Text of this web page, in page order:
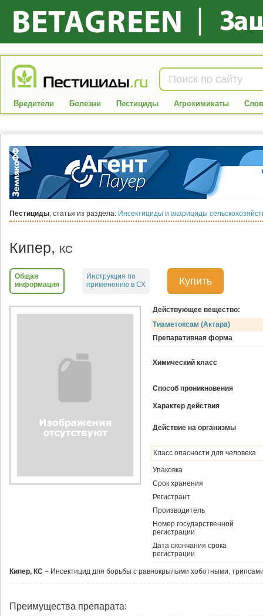
Вредители Болезни Пестициды Агрохимикаты
Пестициды, статья из раздела: Инсектициды и акарициды
Кипер, КС
Общая
информация
Инструкция по
применению в СХ
Купить
Действующее вещество:
Тиаметоксам (Актара)
Препаративная форма
Химический класс
Способ проникновения
Характер действия
Действие на организмы
Класс опасности для человека
Упаковка
Срок хранения
Регистрант
Производитель
Номер государственной
регистрации
Дата окончания срока
регистрации
Кипер, КС – Инсектицид для борьбы с равнокрылыми хоботными,
Преимущества препарата: